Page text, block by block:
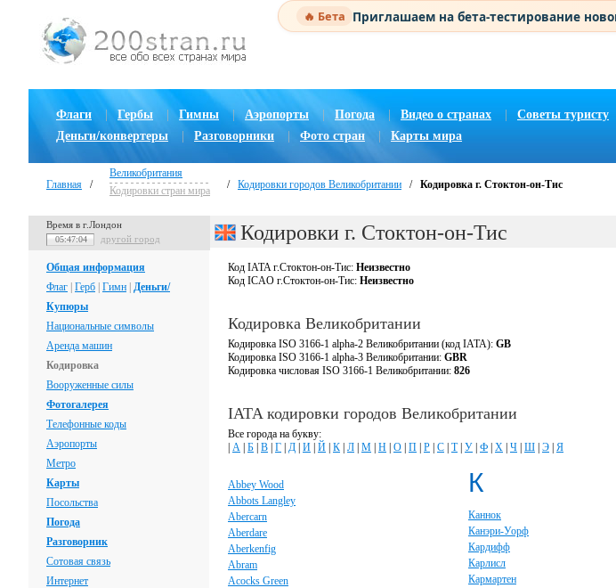
🔥 Бета Приглашаем на бета-тестирование
Флаги Гербы Гимны | Аэропорты Погода | Видео о странах
Советы туристу
Деньги/конвертеры
Разговорники Фото стран Карты мира
Главная /
Великобритания
Кодировки стран мира
/ Кодировки городов Великобритании / Кодировка г. Стоктон-он-Тис
Время в г.Лондон
05:47:05 другой город
Общая информация
Флаг Герб Гимн Деньги/
Купюры
Национальные символы
Аренда машин
Кодировка
Вооруженные силы
Фотогалерея
Телефонные коды
Аэропорты
Метро
Карты
Посольства
Погода
Разговорник
Сотовая связь
Интернет
Кодировки г. Стоктон-он-Тис
Код IATA г.Стоктон-он-Тис: Неизвестно
Код ICAO г.Стоктон-он-Тис: Неизвестно
Кодировка Великобритании
Кодировка ISO 3166-1 alpha-2 Великобритании (код IATA): GB
Кодировка ISO 3166-1 alpha-3 Великобритании: GBR
Кодировка числовая ISO 3166-1 Великобритании: 826
IATA кодировки городов Великобритании
Все города на букву:
А Б В Г Д И Й К Л М Н О П Р С Т| У Ф Х Ч Ш Э Я
Abbey Wood
Abbots Langley
Abercarn
Aberdare
Aberkenfig
Abram
Acocks Green
К
Каннок
Канэри-Уорф
Кардифф
Карлисл
Кармартен